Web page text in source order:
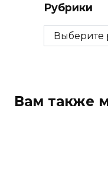
Рубрики
Рубрики
Вам также